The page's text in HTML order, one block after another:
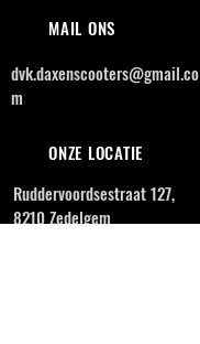
MAIL ONS
dvk.daxenscooters@gmail.co
m
ONZE LOCATIE
Ruddervoordsestraat 127,
8210 Zedelgem